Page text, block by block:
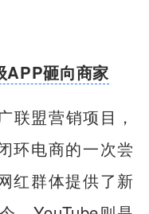
APP砸向商家
联盟营销项目，
环电商的一次尝
红群体提供了新